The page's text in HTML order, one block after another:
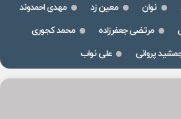
نوان معین زد
مهدی احمدوند
مرتضی جعفرزاده
محمد کجوری
پروانی علی نواب